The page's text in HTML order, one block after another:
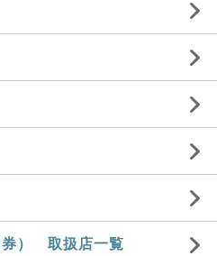
券） 取扱店一覧